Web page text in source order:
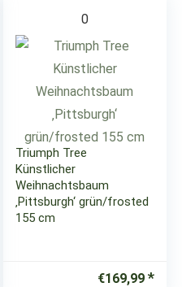
0
Triumph Tree
Künstlicher
Weihnachtsbaum
‚Pittsburgh‘ grün/frosted
155 cm
€169,99